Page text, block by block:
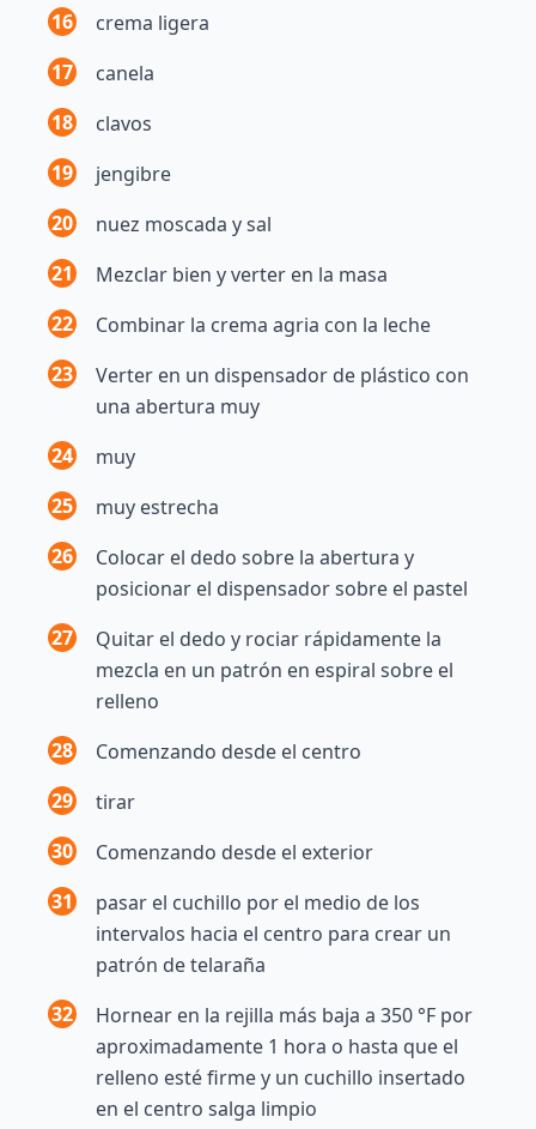
16
crema ligera
17
canela
18
clavos
19
jengibre
20
nuez moscada y sal
21
Mezclar bien y verter en la masa
22
Combinar la crema agria con la leche
23
Verter en un dispensador de plástico con
una abertura muy
24
muy
25
muy estrecha
26
Colocar el dedo sobre la abertura y
posicionar el dispensador sobre el pastel
27
Quitar el dedo y rociar rápidamente la
mezcla en un patrón en espiral sobre el
relleno
28
Comenzando desde el centro
29
tirar
30
Comenzando desde el exterior
31
pasar el cuchillo por el medio de los
intervalos hacia el centro para crear un
patrón de telaraña
32
Hornear en la rejilla más baja a 350 °F por
aproximadamente 1 hora o hasta que el
relleno esté firme y un cuchillo insertado
en el centro salga limpio